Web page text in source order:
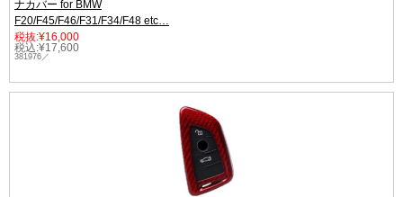
ナカバー for BMW
F20/F45/F46/F31/F34/F48 etc…
税抜:¥16,000
税込:¥17,600
381976／